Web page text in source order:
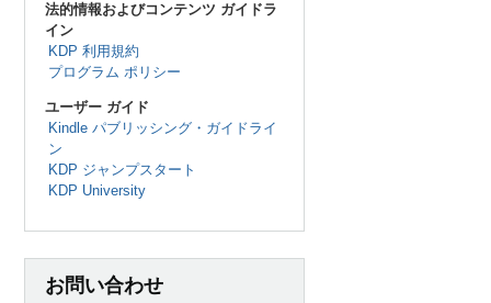
法的情報およびコンテンツ ガイドラ
イン
KDP 利用規約
プログラム ポリシー
ユーザー ガイド
Kindle パブリッシング・ガイドライ
ン
KDP ジャンプスタート
KDP University
お問い合わせ